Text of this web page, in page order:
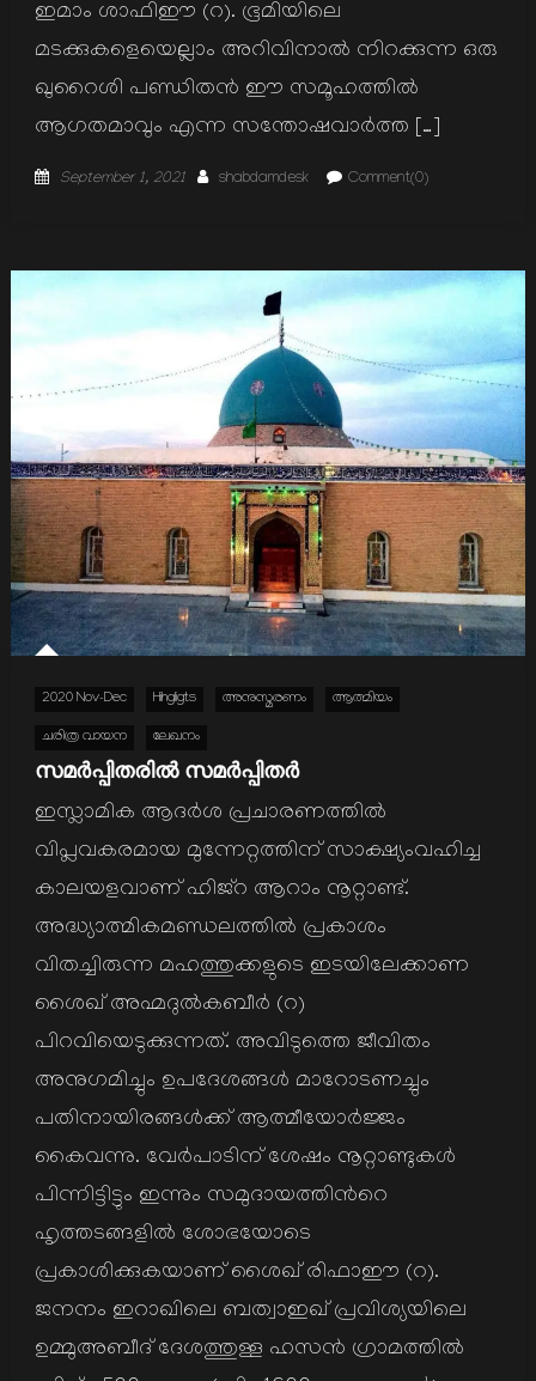
ഇമാം ശാഫിഈ (റ). ഭൂമിയിലെ
മടക്കുകളെയെല്ലാം അറിവിനാല്‍ നിറക്കുന്ന ഒരു
ഖുറൈശി പണ്ഡിതന്‍ ഈ സമൂഹത്തില്‍
ആഗതമാവും എന്ന സന്തോഷവാര്‍ത്ത […]
Posted
September 1, 2021 Author
shabdamdesk Comment(0)
2020 Nov-Dec Hihgligts അനുസ്മരണം ആത്മിയം
ചരിത്ര വായന ലേഖനം
സമര്‍പ്പിതരില്‍ സമര്‍പ്പിതര്‍
ഇസ്ലാമിക ആദര്‍ശ പ്രചാരണത്തില്‍
വിപ്ലവകരമായ മുന്നേറ്റത്തിന് സാക്ഷ്യംവഹിച്ച
കാലയളവാണ് ഹിജ്റ ആറാം നൂറ്റാണ്ട്.
അദ്ധ്യാത്മികമണ്ഡലത്തില്‍ പ്രകാശം
വിതച്ചിരുന്ന മഹത്തുക്കളുടെ ഇടയിലേക്കാണ
ശൈഖ് അഹ്മദുല്‍കബീര്‍ (റ)
പിറവിയെടുക്കുന്നത്. അവിടുത്തെ ജീവിതം
അനുഗമിച്ചും ഉപദേശങ്ങള്‍ മാറോടണച്ചും
പതിനായിരങ്ങള്‍ക്ക് ആത്മീയോര്‍ജ്ജം
കൈവന്നു. വേര്‍പാടിന് ശേഷം നൂറ്റാണ്ടുകള്‍
പിന്നിട്ടിട്ടും ഇന്നും സമുദായത്തിന്‍റെ
ഹൃത്തടങ്ങളില്‍ ശോഭയോടെ
പ്രകാശിക്കുകയാണ് ശൈഖ് രിഫാഈ (റ).
ജനനം ഇറാഖിലെ ബത്വാഇഖ് പ്രവിശ്യയിലെ
ഉമ്മുഅബീദ് ദേശത്തുള്ള ഹസന്‍ ഗ്രാമത്തില്‍